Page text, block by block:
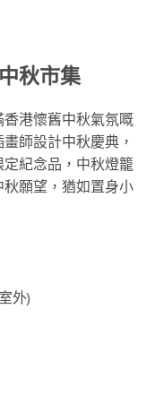
秋市集
港懷舊中秋氣氛嘅
師設計中秋慶典，
紀念品，中秋燈籠
願望，猶如置身小
外)